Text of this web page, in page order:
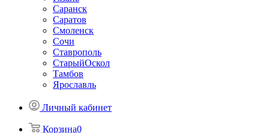
Саранск
Саратов
Смоленск
Сочи
Ставрополь
СтарыйОскол
Тамбов
Ярославль
Личный кабинет
Корзина0